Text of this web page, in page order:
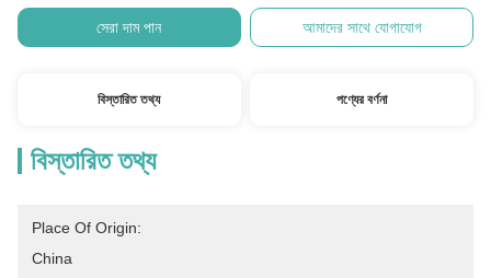
সেরা দাম পান আমাদের সাথে যোগাযোগ
বিস্তারিত তথ্য পণ্যের বর্ণনা
বিস্তারিত তথ্য
Place Of Origin:
China